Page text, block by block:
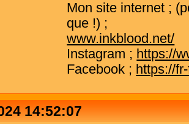
Mon site internet ;
que !) ;
www.inkblood.net/
Instagram ; https://
Facebook ; https://
14:52:07